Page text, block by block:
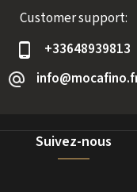
Customer support:
+33648939813
Suivez-nous